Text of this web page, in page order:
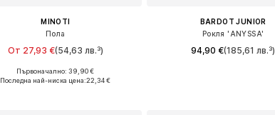
MINOTI
Пола
От 27,93 €(54,63 лв.³)
Предлага се в много размери
Първоначално: 39,90 €
Последна най-ниска цена:22,34 €
BARDOT JUNIOR
Рокля 'ANYSSA'
94,90 €(185,61 лв.³)